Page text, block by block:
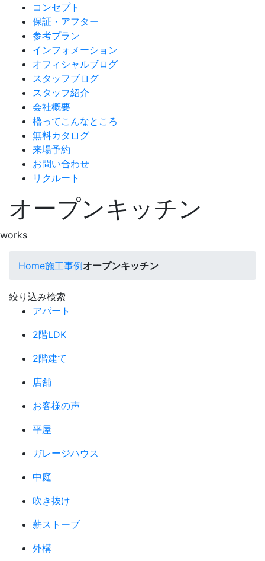
コンセプト
保証・アフター
参考プラン
インフォメーション
オフィシャルブログ
スタッフブログ
スタッフ紹介
会社概要
櫓ってこんなところ
無料カタログ
来場予約
お問い合わせ
リクルート
オープンキッチン
works
Home施工事例オープンキッチン
絞り込み検索
アパート
2階LDK
2階建て
店舗
お客様の声
平屋
ガレージハウス
中庭
吹き抜け
薪ストーブ
外構